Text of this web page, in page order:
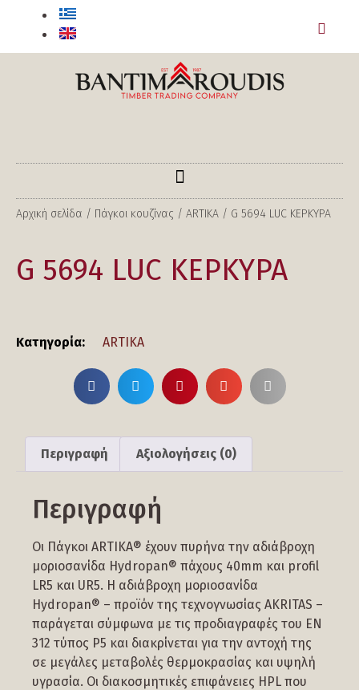
Αρχική σελίδα / Πάγκοι κουζίνας / ARTIKA / G 5694 LUC ΚΕΡΚΥΡΑ
G 5694 LUC ΚΕΡΚΥΡΑ
Κατηγορία: ARTIKA
Περιγραφή Αξιολογήσεις (0)
Περιγραφή
Οι Πάγκοι ARTIKA® έχουν πυρήνα την αδιάβροχη
μοριοσανίδα Ηydropan® πάχους 40mm και profil
LR5 και UR5. H αδιάβροχη μοριοσανίδα
Hydropan® – προϊόν της τεχνογνωσίας AKRITAS –
παράγεται σύμφωνα με τις προδιαγραφές του ΕΝ
312 τύπος P5 και διακρίνεται για την αντοχή της
σε μεγάλες μεταβολές θερμοκρασίας και υψηλή
υγρασία. Οι διακοσμητικές επιφάνειες HPL που